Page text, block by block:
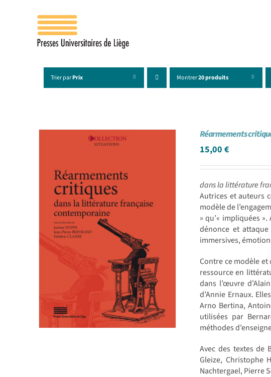
Trier parPrix Montrer20 produits
Réarmements
15,00€
dans la littérature
Autrices et auteurs
modèle de
» qu’« impliquées
dénonce et
immersives,
Contre ce modèle et
ressource en
dans l’œuvre
d’Annie Ernaux.
Arno Bertina,
utilisées par
méthodes
Avec des textes de
Gleize, Christophe
Nachtergael, Pierre